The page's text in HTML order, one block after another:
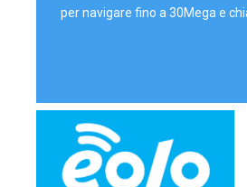
per navigare fino a 30Mega e